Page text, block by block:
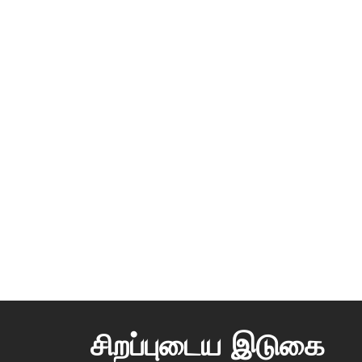
சிறப்புடைய இடுகை